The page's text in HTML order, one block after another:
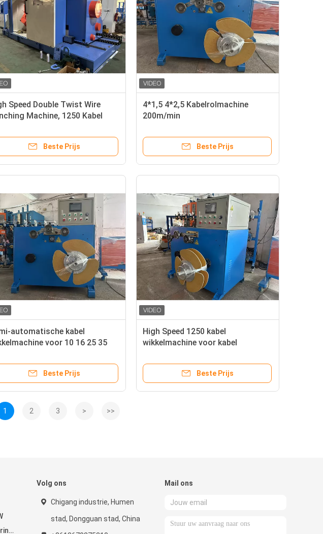
Speed Double Twist Wire
Machine, 1250 Kabel
Beste Prijs
4*1,5 4*2,5 Kabelrolmachine
200m/min
Beste Prijs
automatische kabel
voor 10 16 25 35
Beste Prijs
High Speed 1250 kabel
wikkelmachine voor kabel
35
Beste Prijs
1 2 3 > >>
Volg ons
Chigang industrie, Humen
stad, Dongguan stad, China
Mail ons